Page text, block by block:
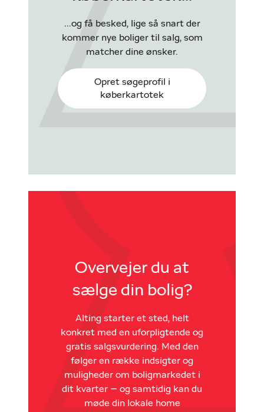
...og få besked, lige så snart der
kommer nye boliger til salg, som
matcher dine ønsker.
Opret søgeprofil i
køberkartotek
Overvejer du at
sælge din bolig?
Alting starter et sted, helt
konkret med en uforpligtende og
gratis salgsvurdering. Med den
følger en række indsigter og
muligheder om boligmarkedet i
dit kvarter – og samtidig kan du
møde din lokale home